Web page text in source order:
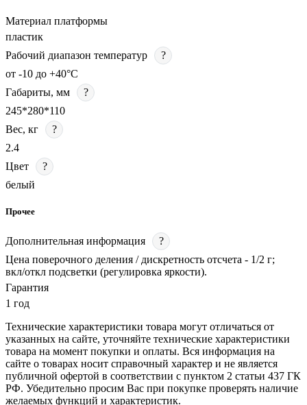
Материал платформы
пластик
Рабочий диапазон температур
?
от -10 до +40°C
Габариты, мм
?
245*280*110
Вес, кг
?
2.4
Цвет
?
белый
Прочее
Дополнительная информация
?
Цена поверочного деления / дискретность отсчета - 1/2 г;
вкл/откл подсветки (регулировка яркости).
Гарантия
1 год
Технические характеристики товара могут отличаться от
указанных на сайте, уточняйте технические характеристики
товара на момент покупки и оплаты. Вся информация на
сайте о товарах носит справочный характер и не является
публичной офертой в соответствии с пунктом 2 статьи 437 ГК
РФ. Убедительно просим Вас при покупке проверять наличие
желаемых функций и характеристик.